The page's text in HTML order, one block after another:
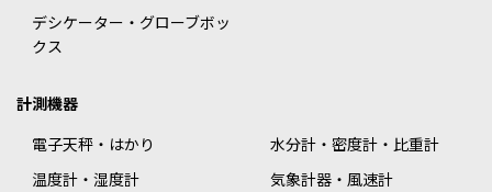
デシケーター・グローブボッ
クス
計測機器
電子天秤・はかり
水分計・密度計・比重計
温度計・湿度計
気象計器・風速計